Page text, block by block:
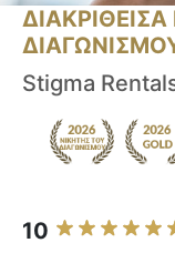
ΔΙΑΓΩΝΙΣΜΟΥ
Stigma
10